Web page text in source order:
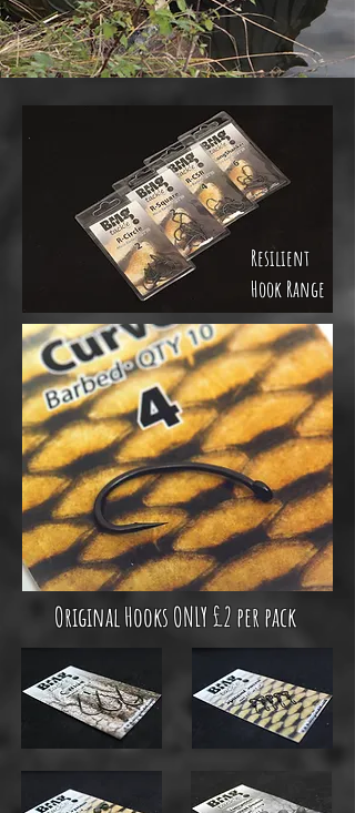
Resilient
Hook Range
Ultra Sharp &
Hand Packed
Original Hooks ONLY £2 per pack